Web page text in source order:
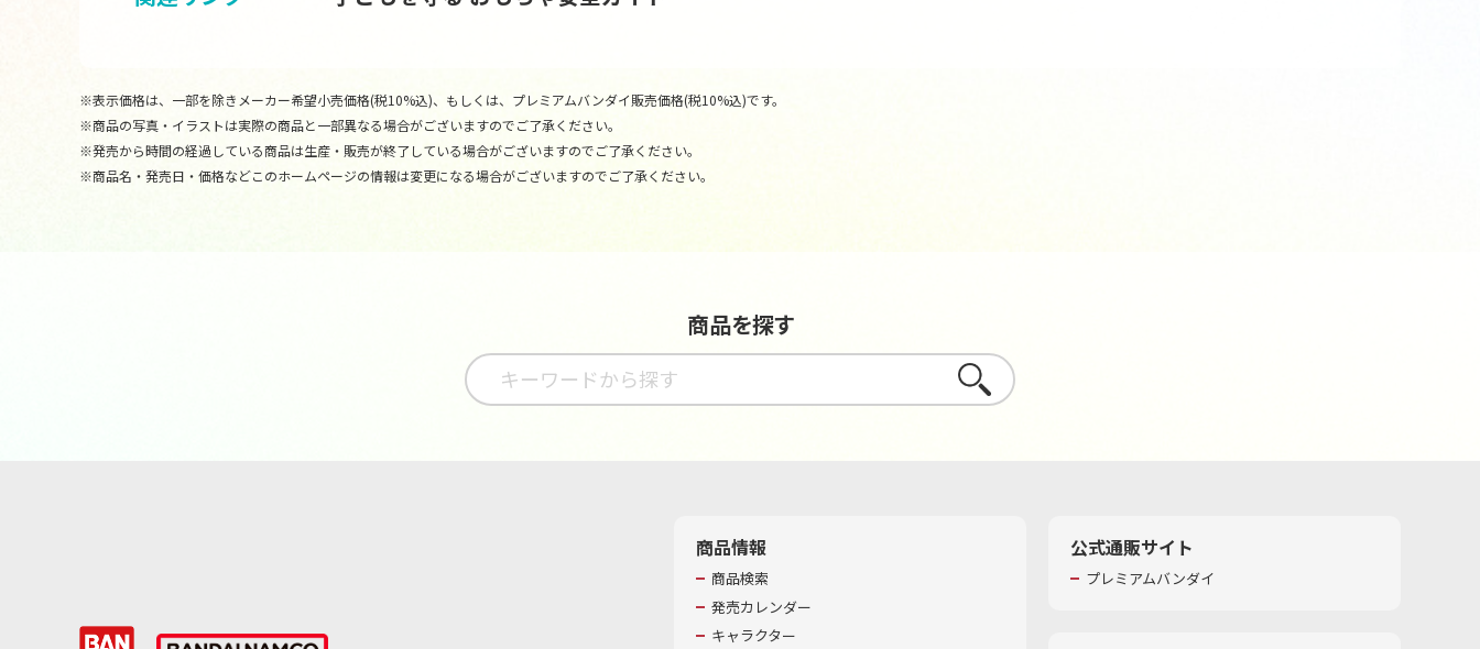
※表示価格は、一部を除きメーカー希望小売価格(税10%込)、もしくは、プレミアムバンダイ販売価格(税10%込)です。
※商品の写真・イラストは実際の商品と一部異なる場合がございますのでご了承ください。
※発売から時間の経過している商品は生産・販売が終了している場合がございますのでご了承ください。
※商品名・発売日・価格などこのホームページの情報は変更になる場合がございますのでご了承ください。
商品を探す
さがす
商品情報
商品検索
発売カレンダー
キャラクター
公式通販サイト
プレミアムバンダイ